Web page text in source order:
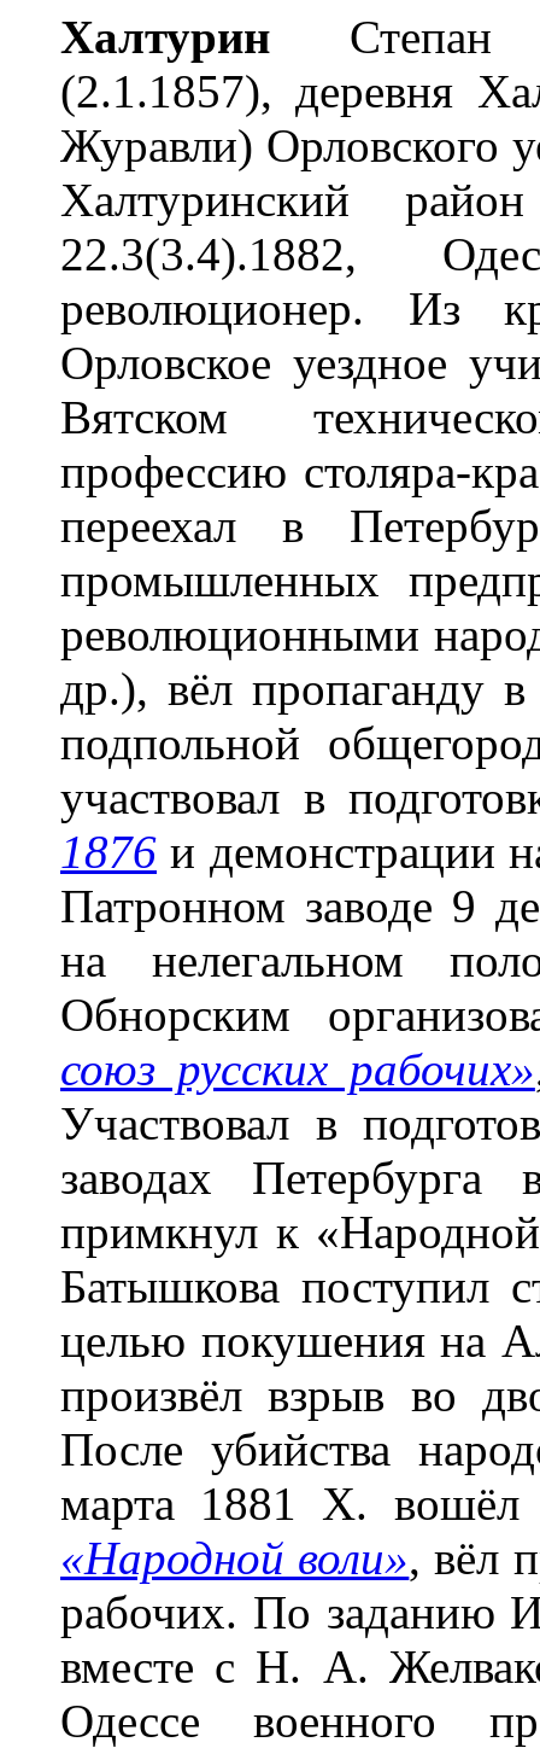
Халтурин Степан
(2.1.1857), деревня
Журавли) Орловского
Халтуринский
22.3(3.4).1882,
революционер. Из
Орловское уездное
Вятском
профессию столяра-
переехал в
промышленных
революционными
др.), вёл пропаганду
подпольной
участвовал в
1876 и демонстрации
Патронном заводе 9
на нелегальном
Обнорским
союз русских рабочих»
Участвовал в
заводах
примкнул к
Батышкова поступил
целью покушения на
произвёл взрыв во
После убийства
марта 1881 Х. вошёл
«Народной воли», вёл
рабочих. По заданию
вместе с Н. А.
Одессе военного